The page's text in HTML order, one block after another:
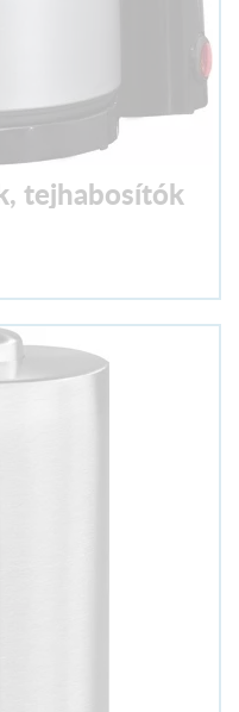
tejhabosítók